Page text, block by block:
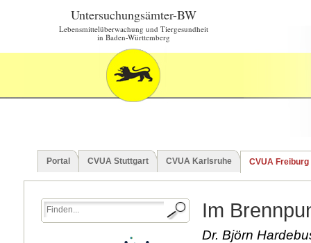
Untersuchungsämter-BW
Lebensmittelüberwachung und Tiergesundheit
in Baden-Württemberg
Portal CVUA Stuttgart CVUA Karlsruhe CVUA Freiburg
Im
Dr. Björn